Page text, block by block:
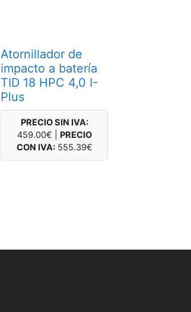
Atornillador de
impacto a batería
TID 18 HPC 4,0 I-
Plus
PRECIO SIN IVA:
459.00€
PRECIO
CON IVA: 555.39€